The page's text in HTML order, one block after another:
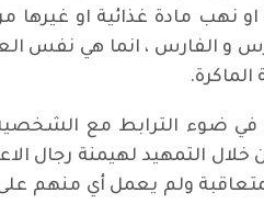
نهب مادة غذائية او غيرها
و الفارس ، انما هي نفس
تأسيسها عام 1921 فقد نشأ هذا الجسم في ضوء
التمهيد لهيمنة رجال
ولم يعمل أي منهم